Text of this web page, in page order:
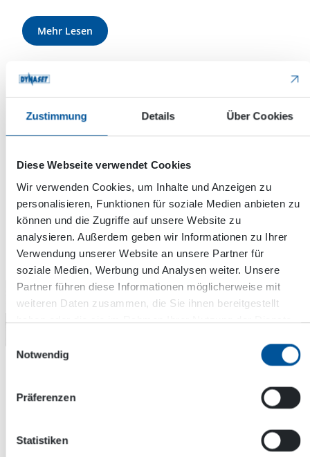
Zustimmung Details Über Cookies
Diese Webseite verwendet Cookies
Wir verwenden Cookies, um Inhalte und Anzeigen zu
personalisieren, Funktionen für soziale Medien anbieten zu
können und die Zugriffe auf unsere Website zu
analysieren. Außerdem geben wir Informationen zu Ihrer
Verwendung unserer Website an unsere Partner für
soziale Medien, Werbung und Analysen weiter. Unsere
Partner führen diese Informationen möglicherweise mit
weiteren Daten zusammen, die Sie ihnen bereitgestellt
Notwendig
Präferenzen
Statistiken
Mehr Lesen
ISO 14001:2015 –
Umweltmanagementsysteme
erhalten, die unser Engagement für den Umweltschutz
unser Engagement für nachhaltige Praktiken und effektive
Umweltmanagementsysteme.
Mehr Lesen
Managementsysteme für
Arbeitsplatz